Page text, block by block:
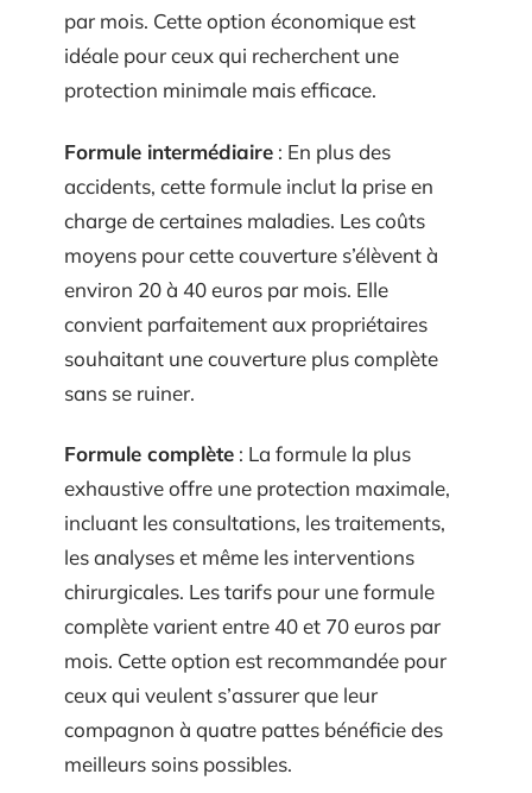
par mois. Cette option économique est
idéale pour ceux qui recherchent une
protection minimale mais efficace.
Formule intermédiaire : En plus des
accidents, cette formule inclut la prise en
charge de certaines maladies. Les coûts
moyens pour cette couverture s’élèvent à
environ 20 à 40 euros par mois. Elle
convient parfaitement aux propriétaires
souhaitant une couverture plus complète
sans se ruiner.
Formule complète : La formule la plus
exhaustive offre une protection maximale,
incluant les consultations, les traitements,
les analyses et même les interventions
chirurgicales. Les tarifs pour une formule
complète varient entre 40 et 70 euros par
mois. Cette option est recommandée pour
ceux qui veulent s’assurer que leur
compagnon à quatre pattes bénéficie des
meilleurs soins possibles.